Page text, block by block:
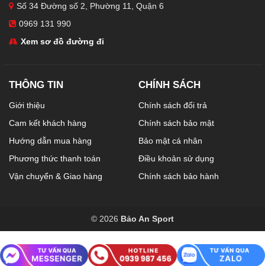
Số 34 Đường số 2, Phường 11, Quận 6
0969 131 990
Xem sơ đồ đường đi
THÔNG TIN
Giới thiệu
Cam kết khách hàng
Hướng dẫn mua hàng
Phương thức thanh toán
Vận chuyển & Giao hàng
CHÍNH SÁCH
Chính sách đổi trả
Chính sách bảo mật
Bảo mật cá nhân
Điều khoản sử dụng
Chính sách bảo hành
© 2026 Bảo An Sport